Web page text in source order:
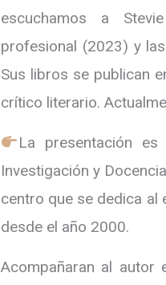
escuchamos a
profesional (2023) y
Sus libros se publican
crítico literario.
La presentación
Investigación y
centro que se dedica al
desde el año 2000.
Acompañaran al autor